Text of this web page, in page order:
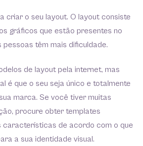
criar o seu layout. O layout consiste
gráficos que estão presentes no
pessoas têm mais dificuldade.
de layout pela internet, mas
é que o seu seja único e totalmente
marca. Se você tiver muitas
procure obter templates
características de acordo com o que
a sua identidade visual.